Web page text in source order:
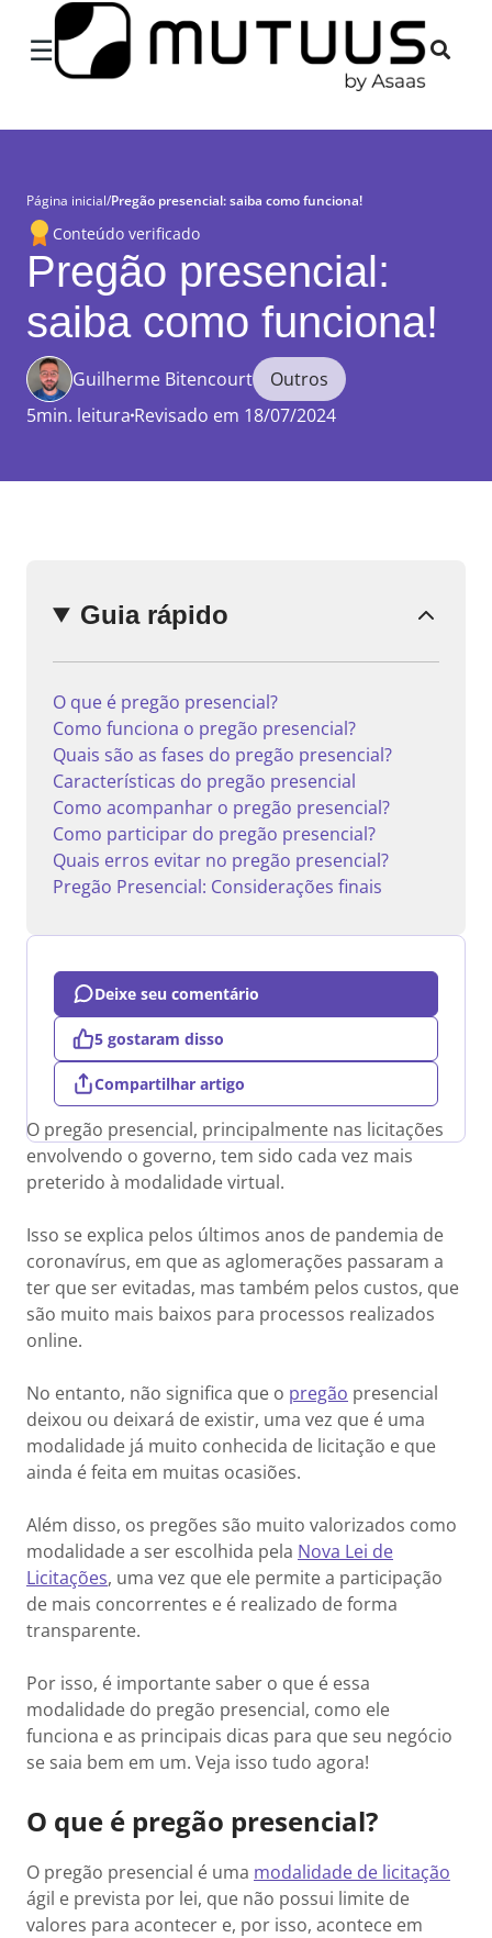
☰
Página inicial/Pregão presencial: saiba como funciona!
Conteúdo verificado
Pregão presencial:
saiba como funciona!
Guilherme Bitencourt
Outros
5min. leitura Revisado em 18/07/2024
O pregão presencial, principalmente nas licitações
envolvendo o governo, tem sido cada vez mais
preterido à modalidade virtual.
Isso se explica pelos últimos anos de pandemia de
coronavírus, em que as aglomerações passaram a
ter que ser evitadas, mas também pelos custos, que
são muito mais baixos para processos realizados
online.
No entanto, não significa que o pregão presencial
deixou ou deixará de existir, uma vez que é uma
modalidade já muito conhecida de licitação e que
ainda é feita em muitas ocasiões.
Além disso, os pregões são muito valorizados como
modalidade a ser escolhida pela Nova Lei de
Licitações, uma vez que ele permite a participação
de mais concorrentes e é realizado de forma
transparente.
Por isso, é importante saber o que é essa
modalidade do pregão presencial, como ele
funciona e as principais dicas para que seu negócio
se saia bem em um. Veja isso tudo agora!
O que é pregão presencial?
O pregão presencial é uma modalidade de licitação
ágil e prevista por lei, que não possui limite de
valores para acontecer e, por isso, acontece em
Guia rápido
O que é pregão presencial?
Como funciona o pregão presencial?
Quais são as fases do pregão presencial?
Características do pregão presencial
Como acompanhar o pregão presencial?
Como participar do pregão presencial?
Quais erros evitar no pregão presencial?
Pregão Presencial: Considerações finais
Deixe seu comentário
5 gostaram disso
Compartilhar artigo
comentário